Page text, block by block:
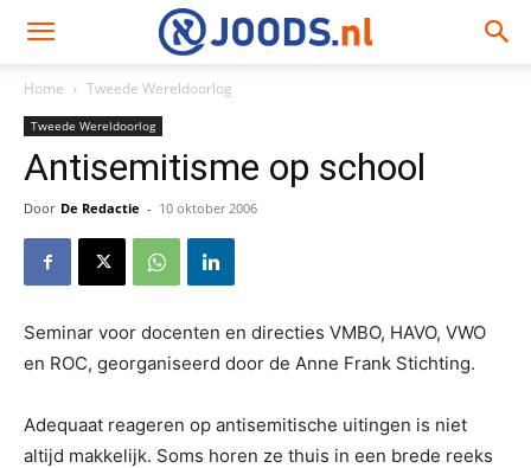
Home Tweede Wereldoorlog
Tweede Wereldoorlog
Antisemitisme op school
Door De Redactie - 10 oktober 2006
Seminar voor docenten en directies VMBO, HAVO, VWO
en ROC, georganiseerd door de Anne Frank Stichting.
Adequaat reageren op antisemitische uitingen is niet
altijd makkelijk. Soms horen ze thuis in een brede reeks